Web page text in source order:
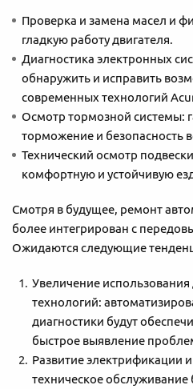
Проверка и замена масел и
гладкую работу двигателя.
Диагностика электронных
обнаружить и исправить
современных технологий
Осмотр тормозной системы:
торможение и безопасность
Технический осмотр
комфортную и устойчивую
Смотря в будущее, ремонт
более интегрирован с
Ожидаются следующие
Увеличение использования
технологий:
диагностики будут
быстрое выявление
Развитие электрификации
техническое обслуживание